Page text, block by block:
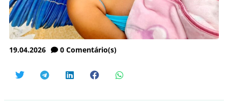
19.04.2026 0 Comentário(s)